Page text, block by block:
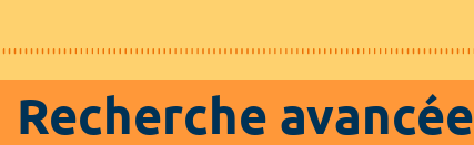
Recherche avancée